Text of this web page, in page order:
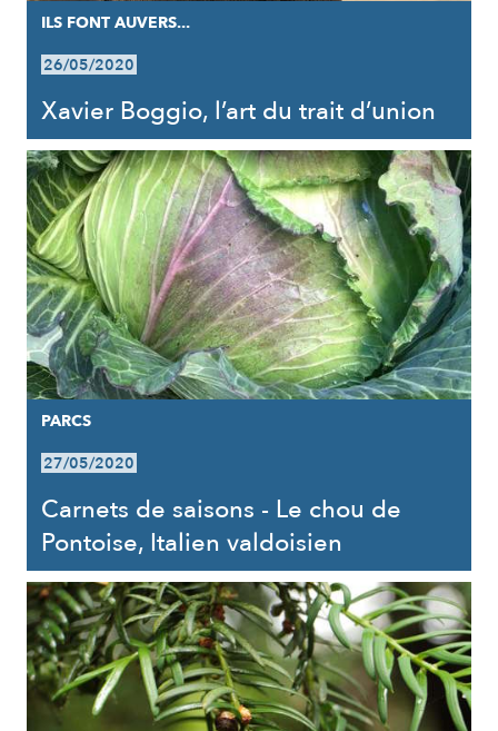
ILS FONT AUVERS...
26/05/2020
Xavier Boggio, l’art du trait d’union
PARCS
27/05/2020
Carnets de saisons - Le chou de
Pontoise, Italien valdoisien